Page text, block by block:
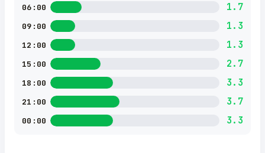
06:00 1.7
09:00 1.3
12:00 1.3
15:00 2.7
18:00 3.3
21:00 3.7
00:00 3.3